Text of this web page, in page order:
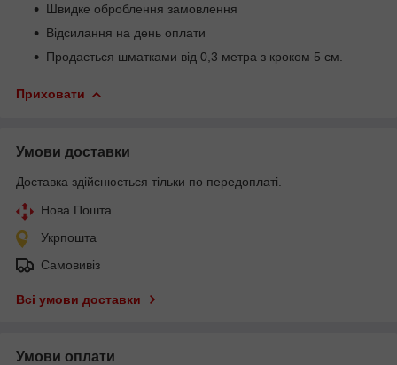
Швидке оброблення замовлення
Відсилання на день оплати
Продається шматками від 0,3 метра з кроком 5 см.
Приховати
Умови доставки
Доставка здійснюється тільки по передоплаті.
Нова Пошта
Укрпошта
Самовивіз
Всі умови доставки
Умови оплати